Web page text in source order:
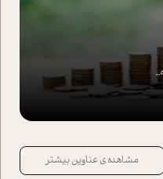
مشاهده ی عناوین بیشتر